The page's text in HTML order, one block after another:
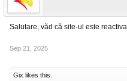
Salutare, văd că site-ul este
Sep 21, 2025
Gix likes this.